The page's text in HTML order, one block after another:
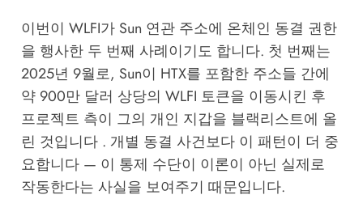
이번이 WLFI가 Sun 연관 주소에 온체인 동결 권한
을 행사한 두 번째 사례이기도 합니다. 첫 번째는
2025년 9월로, Sun이 HTX를 포함한 주소들 간에
약 900만 달러 상당의 WLFI 토큰을 이동시킨 후
프로젝트 측이 그의 개인 지갑을 블랙리스트에 올
린 것입니다 . 개별 동결 사건보다 이 패턴이 더 중
요합니다 — 이 통제 수단이 이론이 아닌 실제로
작동한다는 사실을 보여주기 때문입니다.